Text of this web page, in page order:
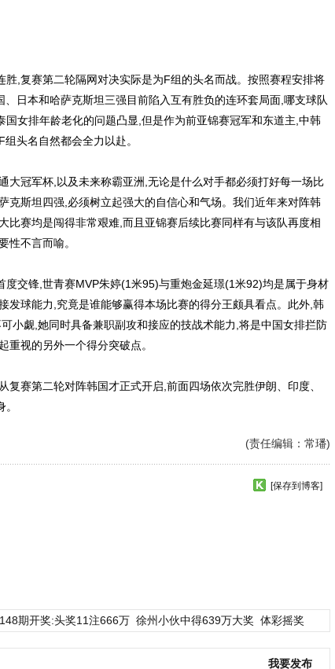
,复赛第二轮隔网对决实际是为F组的头名而战。按照赛程安排将
日本和哈萨克斯坦三强目前陷入互有胜负的连环套局面,哪支球队
女排年龄老化的问题凸显,但是作为前亚锦赛冠军和东道主,中韩
头名自然都会全力以赴。
冠军杯,以及未来称霸亚洲,无论是什么对手都必须打好每一场比
克斯坦四强,必须树立起强大的自信心和气场。我们近年来对阵韩
比赛均是闯得非常艰难,而且亚锦赛后续比赛同样有与该队再度相
性不言而喻。
交锋,世青赛MVP朱婷(1米95)与重炮金延璟(1米92)均是属于身材
发球能力,究竟是谁能够赢得本场比赛的得分王颇具看点。此外,韩
小觑,她同时具备兼职副攻和接应的技战术能力,将是中国女排拦防
重视的另外一个得分突破点。
赛第二轮对阵韩国才正式开启,前面四场依次完胜伊朗、印度、
(责任编辑：常璠)
[保存到博客]
期开奖:头奖11注666万 徐州小伙中得639万大奖 体彩摇奖
我要发布